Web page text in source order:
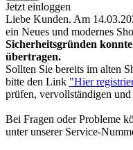
Jetzt einloggen
Liebe Kunden. Am
ein Neues und modernes
Sicherheitsgründen
übertragen.
Sollten Sie bereits im alten
bitte den Link "Hier
prüfen, vervollständigen und
Bei Fragen oder Probleme
unter unserer Service-